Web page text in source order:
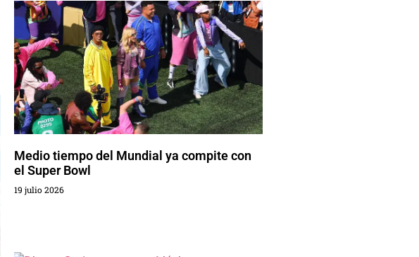
Medio tiempo del Mundial ya compite con
el Super Bowl
19 julio 2026